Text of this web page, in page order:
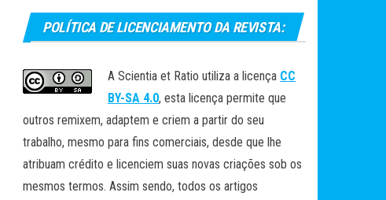
POLÍTICA DE LICENCIAMENTO DA REVISTA:
A Scientia et Ratio utiliza a licença CC
BY-SA 4.0, esta licença permite que
outros remixem, adaptem e criem a partir do seu
trabalho, mesmo para fins comerciais, desde que lhe
atribuam crédito e licenciem suas novas criações sob os
mesmos termos. Assim sendo, todos os artigos